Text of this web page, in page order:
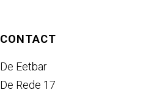
CONTACT
De Eetbar
De Rede 17